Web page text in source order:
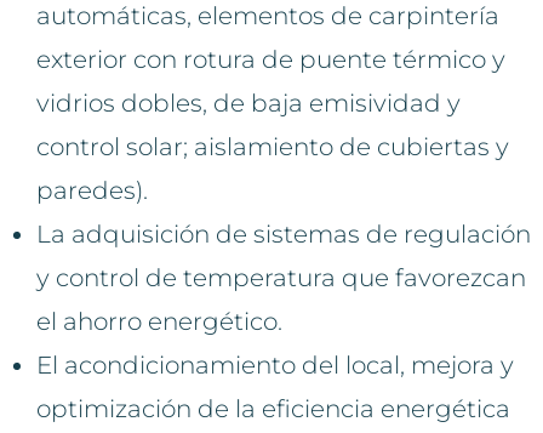
automáticas, elementos de carpintería
exterior con rotura de puente térmico y
vidrios dobles, de baja emisividad y
control solar; aislamiento de cubiertas y
paredes).
La adquisición de sistemas de regulación
y control de temperatura que favorezcan
el ahorro energético.
El acondicionamiento del local, mejora y
optimización de la eficiencia energética